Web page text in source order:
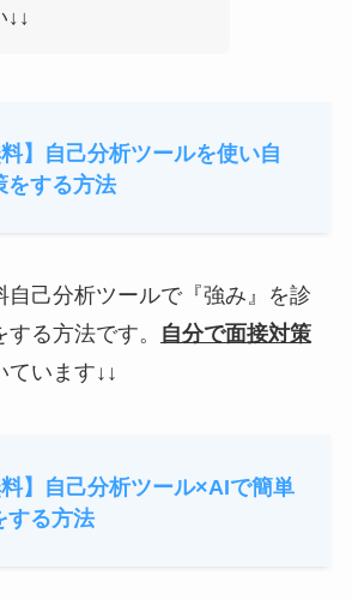
↓↓
】自己分析ツールを使い自
をする方法
自己分析ツールで『強み』を診
る方法です。
自分で面接対策
ています↓↓
】自己分析ツール×AIで簡単
する方法